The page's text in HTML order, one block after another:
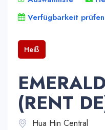
Verfügbarkeit prüfen
Heiß
(RENT
Hua Hin Central